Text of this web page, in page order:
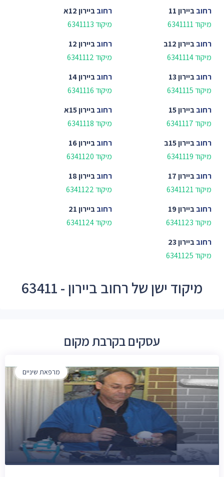
רחובביירון 11
מיקוד 6341111
רחובביירון 12א
מיקוד 6341113
רחובביירון 12ב
מיקוד 6341114
רחובביירון 12
מיקוד 6341112
רחובביירון 13
מיקוד 6341115
רחובביירון 14
מיקוד 6341116
רחובביירון 15
מיקוד 6341117
רחובביירון 15א
מיקוד 6341118
רחובביירון 15ב
מיקוד 6341119
רחובביירון 16
מיקוד 6341120
רחובביירון 17
מיקוד 6341121
רחובביירון 18
מיקוד 6341122
רחובביירון 19
מיקוד 6341123
רחובביירון 21
מיקוד 6341124
רחובביירון 23
מיקוד 6341125
מיקוד ישן של רחוב ביירון - 63411
עסקים בקרבת מקום
מרפאת שיניים